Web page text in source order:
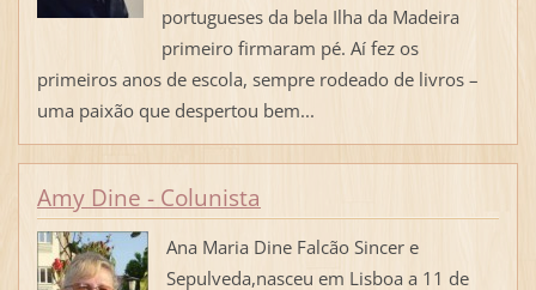
portugueses da bela Ilha da Madeira
primeiro firmaram pé. Aí fez os
primeiros anos de escola, sempre rodeado de livros –
uma paixão que despertou bem...
Amy Dine - Colunista
Ana Maria Dine Falcão Sincer e
Sepulveda,nasceu em Lisboa a 11 de